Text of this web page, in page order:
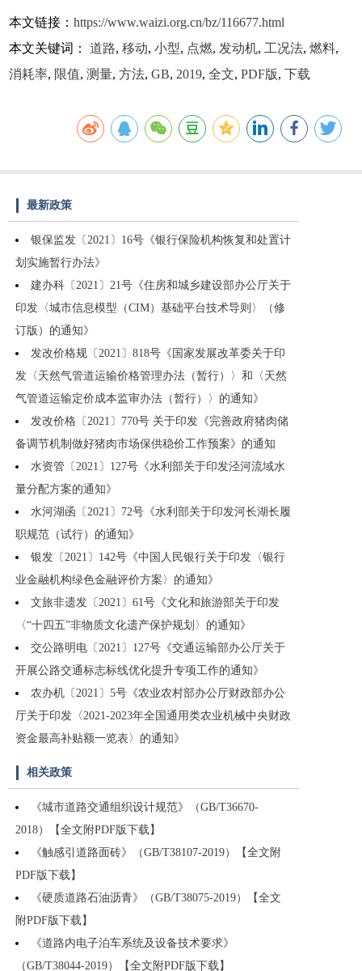
本文链接：https://www.waizi.org.cn/bz/116677.html
本文关键词：道路,移动,小型, 点燃,发动机,工况法,燃料,
消耗率, 限值,测量,方法,GB,2019,全文,PDF版,下载
最新政策
银保监发〔2021〕16号《银行保险机构恢复和处置计
划实施暂行办法》
建办科〔2021〕21号《住房和城乡建设部办公厅关于
印发〈城市信息模型（CIM）基础平台技术导则〉（修
订版）的通知》
发改价格规〔2021〕818号《国家发展改革委关于印
发〈天然气管道运输价格管理办法（暂行）〉和〈天然
气管道运输定价成本监审办法（暂行）〉的通知》
发改价格〔2021〕770号 关于印发《完善政府猪肉储
备调节机制做好猪肉市场保供稳价工作预案》的通知
水资管〔2021〕127号《水利部关于印发泾河流域水
量分配方案的通知》
水河湖函〔2021〕72号《水利部关于印发河长湖长履
职规范（试行）的通知》
银发〔2021〕142号《中国人民银行关于印发〈银行
业金融机构绿色金融评价方案〉的通知》
文旅非遗发〔2021〕61号《文化和旅游部关于印发
〈“十四五”非物质文化遗产保护规划〉的通知》
交公路明电〔2021〕127号《交通运输部办公厅关于
开展公路交通标志标线优化提升专项工作的通知》
农办机〔2021〕5号《农业农村部办公厅财政部办公
厅关于印发〈2021-2023年全国通用类农业机械中央财政
资金最高补贴额一览表〉的通知》
相关政策
《城市道路交通组织设计规范》（GB/T36670-
2018）【全文附PDF版下载】
《触感引道路面砖》（GB/T38107-2019）【全文附
PDF版下载】
《硬质道路石油沥青》（GB/T38075-2019）【全文
附PDF版下载】
《道路内电子泊车系统及设备技术要求》
（GB/T38044-2019）【全文附PDF版下载】